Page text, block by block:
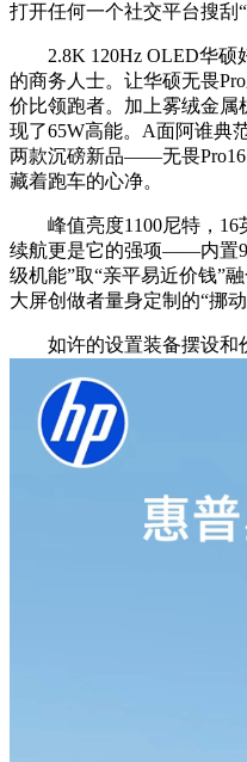
打开任何一个社交平台搜刮
2.8K 120Hz OLED华硕
的商务人士。让华硕无畏
价比领跑者。加上雾绒金属
现了65W高能。A面阿谁典
两款沉磅新品——无畏Pro16
藏着跑车的心净。
峰值亮度1100尼特，16
续航更是它的强项——内置
级机能”取“亲平易近价钱”
大屏创做者量身定制的“挪动
如许的设置装备摆设和